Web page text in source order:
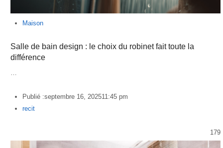
Maison
Salle de bain design : le choix du robinet fait toute la
différence
…
Publié :septembre 16, 202511:45 pm
Author
recit
179